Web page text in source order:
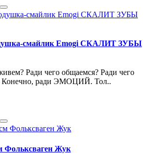
смайлик Emogi СКАЛИТ ЗУБЫ
Ради чего общаемся? Ради чего
Конечно, ради ЭМОЦИЙ. Тол..
Фольксваген Жук